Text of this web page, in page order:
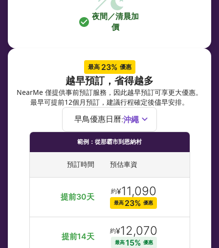
夜間／清晨加
價
最高 23% 優惠
越早預訂，省得越多
NearMe 僅提供事前預訂服務，因此越早預訂可享更大優惠。
最早可提前12個月預訂，建議行程確定後儘早安排。
早鳥優惠日曆:沖繩
範例：從那霸市到恩納村
預訂時間 預估車資
提前30天
約¥11,090
最高 23% 優惠
提前14天
約¥12,070
最高 15% 優惠